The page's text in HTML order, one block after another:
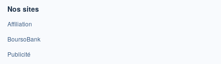
Nos sites
Affiliation
BoursoBank
Publicité